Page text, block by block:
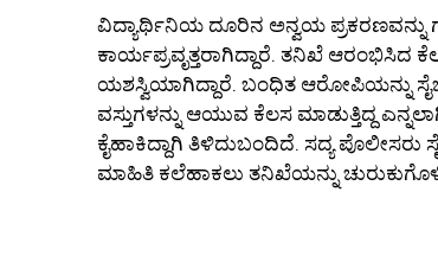
ವಿದ್ಯಾರ್ಥಿನಿಯ ದೂರಿನ ಅನ್ವಯ ಪ್ರಕರಣವನ್ನು
ಕಾರ್ಯಪ್ರವೃತ್ತರಾಗಿದ್ದಾರೆ. ತನಿಖೆ ಆರಂಭಿಸಿದ
ಯಶಸ್ವಿಯಾಗಿದ್ದಾರೆ. ಬಂಧಿತ ಆರೋಪಿಯನ್ನು
ವಸ್ತುಗಳನ್ನು ಆಯುವ ಕೆಲಸ ಮಾಡುತ್ತಿದ್ದ
ಕೈಹಾಕಿದ್ದಾಗಿ ತಿಳಿದುಬಂದಿದೆ. ಸದ್ಯ
ಮಾಹಿತಿ ಕಲೆಹಾಕಲು ತನಿಖೆಯನ್ನು